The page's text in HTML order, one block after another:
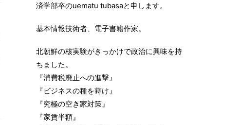
済学部卒のuematu tubasaと申します。
基本情報技術者、電子書籍作家。
北朝鮮の核実験がきっかけで政治に興味を持
ちました。
『消費税廃止への進撃』
『ビジネスの種を蒔け』
『究極の空き家対策』
『家賃半額』